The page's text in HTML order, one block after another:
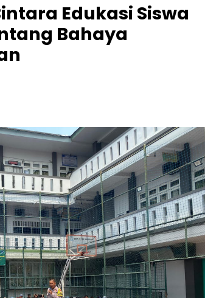
Edukasi Siswa
Bahaya